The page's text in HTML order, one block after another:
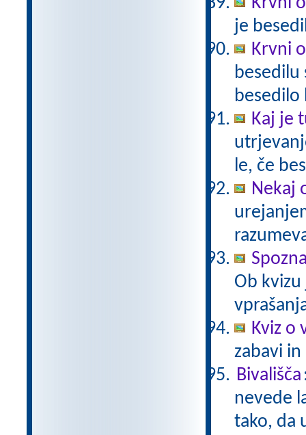
je
Krvni
besedilu
besedilo
Kaj je
le, če
Nekaj
Ob
Kviz o
zabavi
Bivališča
nevede
tako, da